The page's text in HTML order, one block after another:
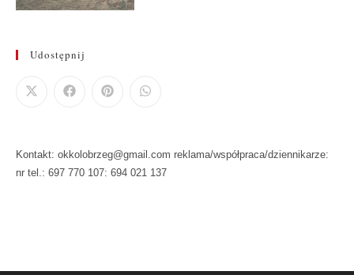
Udostępnij
Kontakt: okkolobrzeg@gmail.com reklama/współpraca/dziennikarze:
nr tel.: 697 770 107: 694 021 137